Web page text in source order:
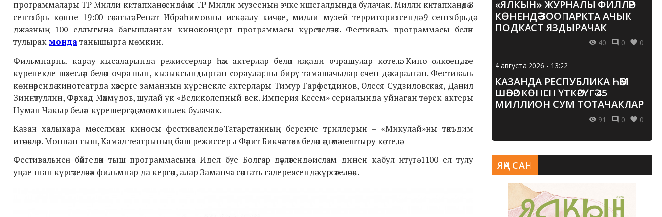
программалары ТР Милли китапханәсендә һәм ТР Милли музееның эчке ишегалдында булачак. Милли китапханәдә 8
сентябрь көнне 19:00 сәгатьтә Ренат Ибраһимовны искә алу кичәсе, милли музей территориясендә 9 сентябрьдә
джазның 100 еллыгына багышланган киноконцерт программасы күрсәтеләчәк. Фестиваль программасы белән
тулыракмондатанышырга мөмкин.
Фильмнарны карау кысаларында режиссерлар һәм актерлар белән иҗади очрашулар көтелә. Кино өлкәсендәге
күренекле шәхесләр белән очрашып, кызыксындырган сорауларны бирү тамашачылар өчен дә каралган. Фестиваль
көннәрендә кинотеатрда хәзерге заманның күренекле актерлары Тимур Гарәфетдинов, Олеся Судзиловская, Данил
Зиннәтуллин, Фәрхад Мәхмүдов, шулай ук «Великолепный век. Империя Кесем» сериалында уйнаган төрек актеры
Нуман Чакыр белән күрешергә дә мөмкинлек булачак.
Казан халыкара мөселман киносы фестивалендә Татарстанның беренче триллерын – «Микулай»ны тәкъдим
итәчәкләр. Моннан тыш, Камал театрының баш режиссеры Фәрит Бикчәнтәев белән әңгәмә оештыру көтелә.
Фестивальнең бәйгедән тыш программасына Идел буе Болгар дәүләтендә ислам динен кабул итүгә 1100 ел тулу
уңаеннан күрсәтеләчәк фильмнар да кергән, алар Заманча сәнгать галереясендә күрсәтеләчәк.
«ЯЛКЫН» ЖУРНАЛЫ ФИЛЛӘР
КӨНЕНДӘ ЗООПАРКТА АЧЫК
ПОДКАСТ ЯЗДЫРАЧАК
40 0 0
4 августа 2026 - 13:22
КАЗАНДА РЕСПУБЛИКА ҺӘМ
ШӘҺӘР КӨНЕН ҮТКӘРҮГӘ 45
МИЛЛИОН СУМ ТОТАЧАКЛАР
91 0 0
ЯҢА САН